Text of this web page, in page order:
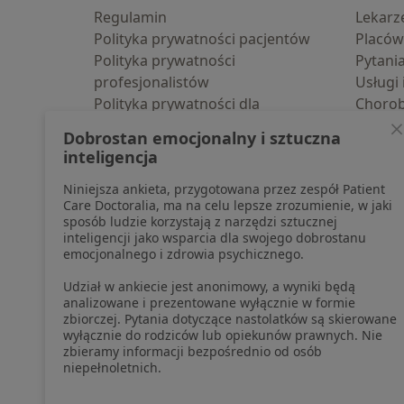
Regulamin
Polityka prywatności pacjentów
Polityka prywatności
profesjonalistów
Polityka prywatności dla
pozyskaliśmy samodzielnie
Polityka cookies
Jak działają wyniki wyszukiwania
Dostępność
O nas
Praca Rekrutujemy!
Partnerzy
Centrum prasowe
Kontakt
Pomoc
Blog
otwiera się w
otwiera
Dobrostan emocjonalny i sztuczna
inteligencja
Niniejsza ankieta, przygotowana przez zespół Patient
Care Doctoralia, ma na celu lepsze zrozumienie, w jaki
sposób ludzie korzystają z narzędzi sztucznej
inteligencji jako wsparcia dla swojego dobrostanu
emocjonalnego i zdrowia psychicznego.
Udział w ankiecie jest anonimowy, a wyniki będą
analizowane i prezentowane wyłącznie w formie
zbiorczej. Pytania dotyczące nastolatków są skierowane
wyłącznie do rodziców lub opiekunów prawnych. Nie
zbieramy informacji bezpośrednio od osób
niepełnoletnich.